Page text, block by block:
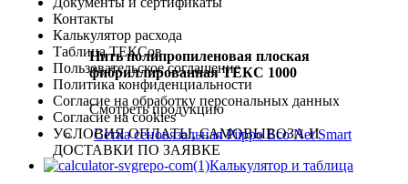
Нить полипропиленовая плоская
фибриллированная ТЕКС 1000
Смотреть продукцию
Сетка сеновязальная Piippo Eco Net Smart
Калькулятор и таблица
Контакты
Калькулятор расхода
Таблица ТЕКСов
Пользовательское соглашение
Политика конфиденциальности
Согласие на обработку персональных данных
Согласие на cookies
УСЛОВИЯ ОПЛАТЫ, САМОВЫВОЗА И
ДОСТАВКИ ПО ЗАЯВКЕ